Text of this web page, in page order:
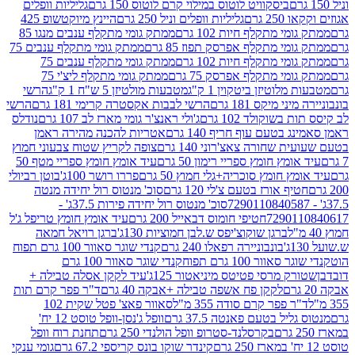
ביסקוויט לוטוס במילוי קרם לוטוס 150 גרם
גליליות וופלים
גרם
גליליות וופלים וניל 250 גרם
היינץ מיוקטשופ 425
מתקלף חיות 102 גרם
ממתק גומי מתקלף ענבים מנגו 85
מתקלף אפרסק תפוז 85 גרם
ממתק גומי מתקלף ענבים 75
מתקלף חיות 102 גרם
ממתק גומי מתקלף ענבים 75
מתקלף אפרסק 75 גרם
ממתק גומי מתקלף ליצ'י 75
ביטקוין 1 ק"ג
מטבעות מולטיזן 5 ש"ח 1 ק"ג
הרשי
מיקס 181 גרם
הרשי לבבות אקסטרה קרימי 181 גרם
הרשי
102 גרם
ג'ולי ראנצ'ר גומי מארז לב 107 גרם
נודלס
עוף חריף 140 גרם
אטריות להכנה מהירה ראמן
שחורה צאצ'רוני 140 גרם
צופה לקריץ שטוח צבעוני חמוץ
חומץ ספריי רימון 50 גרם
עיד אומץ חומץ ספריי מטף 50
חומץ סוכריה+גלי חמוץ 50 גרם
פררו רושר 100ג'
בוטן רביולי
אורז בטעם צ'לי 120 גרם
סוכ' מנטוס רול יחידה מנטה
סוכ' מנטוס רול יחידה פירות 37.5ג' -
חטיפי חומוס דבאייל 200 גרם
עיד אומץ חומץ טריפל ג'ל
ברגן שוקוצ'יפס ש.לבן חמוציות 130ג'
ברגן רויאל חמאה
בונבוניירה רפאלו 240 גרם
קנדי שוגר סאוור 100 גרם תפוח
100 גרם תפוח
קנדי שוגר סאוור 100 גרם
מרסי פטיטס מיניאטור 125ג'
עיד לקקן אסלה טבילה +
לקקן פח אשפה טבילה +אבקה 40 גרם
ד"ר פפר קרם תות
פפר קרם סודה 355 מ"ל
סאוור פאצ' פטל שקית 102
בטעם פאנטה 37.5 גרם
וופל ג'נסן-וופל טוסט 12 יח'
בקרסלנד-סטרופ וופל הולנדי 250 גרם
תחנת רוח וופל
קינדר שוקו בונס קריספי 67.2 גרם
גומי ענקי